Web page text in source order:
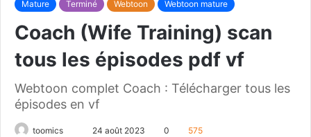
Mature Terminé Webtoon Webtoon mature
Coach (Wife Training) scan
tous les épisodes pdf vf
Webtoon complet Coach : Télécharger tous les
épisodes en vf
toomics 24 août 2023 0 575